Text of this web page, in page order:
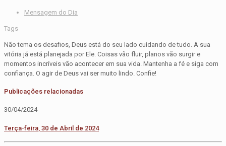
Mensagem do Dia
Tags
Não tema os desafios, Deus está do seu lado cuidando de tudo. A sua
vitória já está planejada por Ele. Coisas vão fluir, planos vão surgir e
momentos incríveis vão acontecer em sua vida. Mantenha a fé e siga com
confiança. O agir de Deus vai ser muito lindo. Confie!
Publicações relacionadas
30/04/2024
Terça-feira, 30 de Abril de 2024